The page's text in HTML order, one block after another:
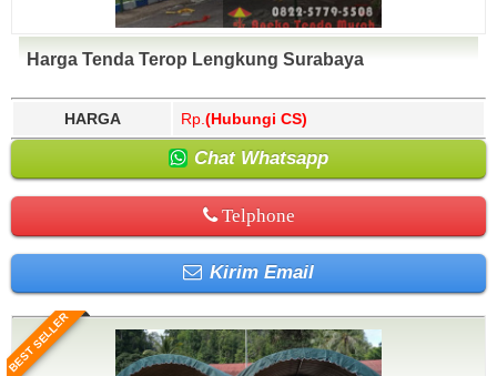
Harga Tenda Terop Lengkung Surabaya
HARGA Rp. (Hubungi CS)
Chat Whatsapp
Telphone
Kirim Email
BEST SELLER